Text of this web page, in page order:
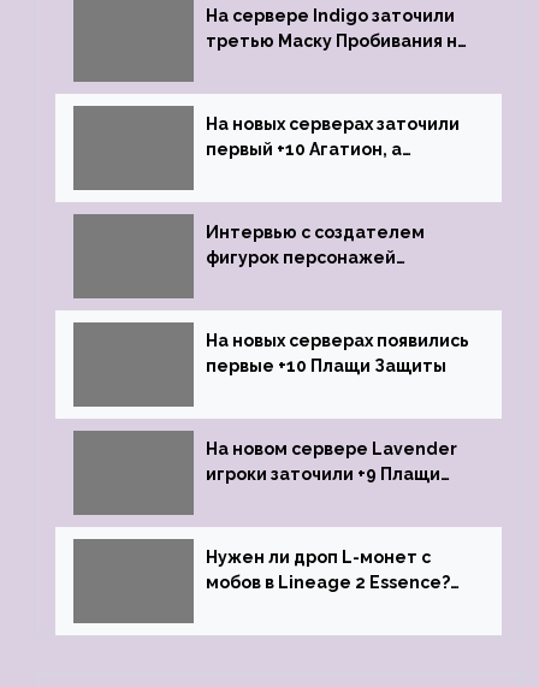
На сервере Indigo заточили
третью Маску Пробивания на
На новых серверах заточили
первый +10 Агатион, а
Интервью с создателем
фигурок персонажей
На новых серверах появились
первые +10 Плащи Защиты
На новом сервере Lavender
игроки заточили +9 Плащи
Нужен ли дроп L-монет с
мобов в Lineage 2 Essence?